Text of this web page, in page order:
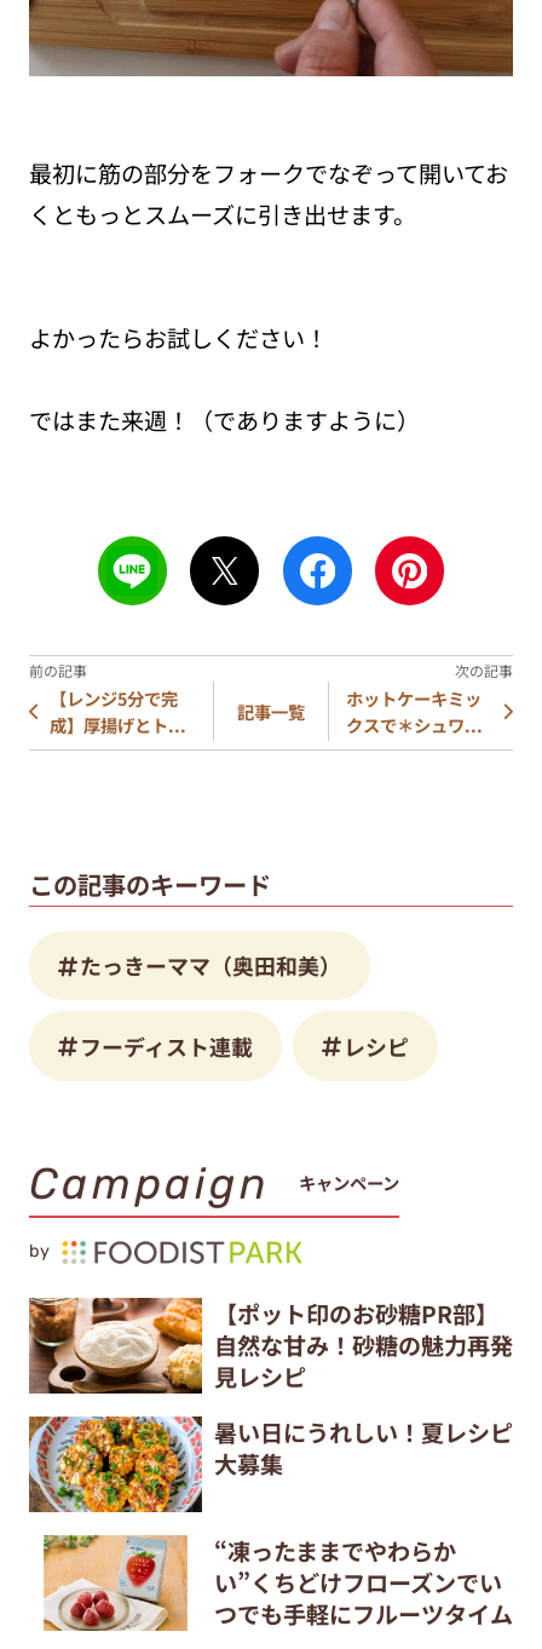
最初に筋の部分をフォークでなぞって開いてお
くともっとスムーズに引き出せます。
よかったらお試しください！
ではまた来週！（でありますように）
【レンジ5分で完
成】厚揚げとト...
記事一覧
ホットケーキミッ
クスで＊シュワ...
この記事のキーワード
たっきーママ（奥田和美）
フーディスト連載 レシピ
Campaign キャンペーン
by
【ポット印のお砂糖PR部】
自然な甘み！砂糖の魅力再発
見レシピ
暑い日にうれしい！夏レシピ
大募集
“凍ったままでやわらか
い”くちどけフローズンでい
つでも手軽にフルーツタイム